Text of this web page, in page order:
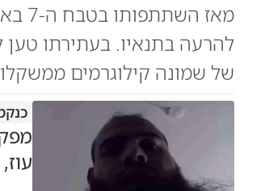
להרעה בתנאיו. בעתירתו טען
של שמונה קילוגרמים